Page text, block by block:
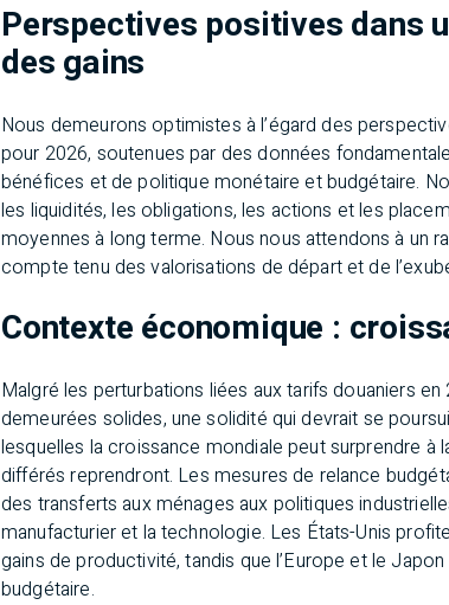
Perspectives positives dans
des gains
Nous demeurons optimistes à l’égard des
pour 2026, soutenues par des données
bénéfices et de politique monétaire et budgétaire.
les liquidités, les obligations, les actions et les
moyennes à long terme. Nous nous attendons à un
compte tenu des valorisations de départ et de
Contexte économique :
Malgré les perturbations liées aux tarifs douaniers
demeurées solides, une solidité qui devrait se
lesquelles la croissance mondiale peut surprendre
différés reprendront. Les mesures de relance
des transferts aux ménages aux politiques
manufacturier et la technologie. Les États-Unis
gains de productivité, tandis que l’Europe et le
budgétaire.